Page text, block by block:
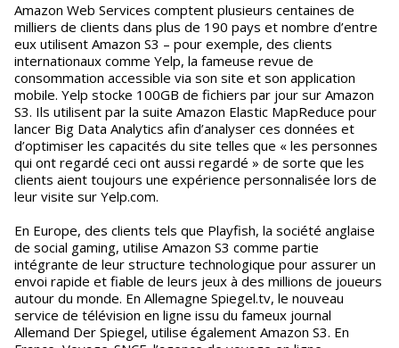
Amazon Web Services comptent plusieurs centaines de
milliers de clients dans plus de 190 pays et nombre d’entre
eux utilisent Amazon S3 – pour exemple, des clients
internationaux comme Yelp, la fameuse revue de
consommation accessible via son site et son application
mobile. Yelp stocke 100GB de fichiers par jour sur Amazon
S3. Ils utilisent par la suite Amazon Elastic MapReduce pour
lancer Big Data Analytics afin d’analyser ces données et
d’optimiser les capacités du site telles que « les personnes
qui ont regardé ceci ont aussi regardé » de sorte que les
clients aient toujours une expérience personnalisée lors de
leur visite sur Yelp.com.
En Europe, des clients tels que Playfish, la société anglaise
de social gaming, utilise Amazon S3 comme partie
intégrante de leur structure technologique pour assurer un
envoi rapide et fiable de leurs jeux à des millions de joueurs
autour du monde. En Allemagne Spiegel.tv, le nouveau
service de télévision en ligne issu du fameux journal
Allemand Der Spiegel, utilise également Amazon S3. En